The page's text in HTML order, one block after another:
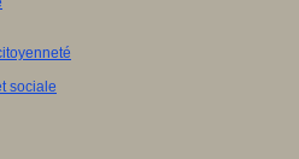
sociale